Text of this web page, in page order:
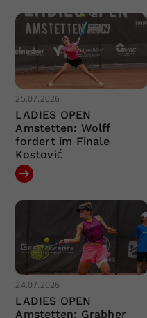
25.07.2026
LADIES OPEN
Amstetten: Wolff
fordert im Finale
Kostović
24.07.2026
LADIES OPEN
Amstetten: Grabher